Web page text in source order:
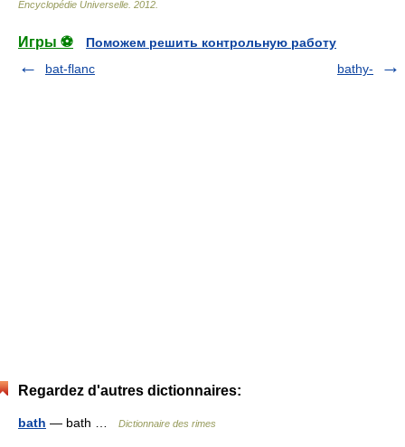
Encyclopédie Universelle 2012
Игры ⚽
Поможем решить контрольную работу
bat-flanc
bathy-
Regardez d'autres dictionnaires:
bath — bath … Dictionnaire des rimes